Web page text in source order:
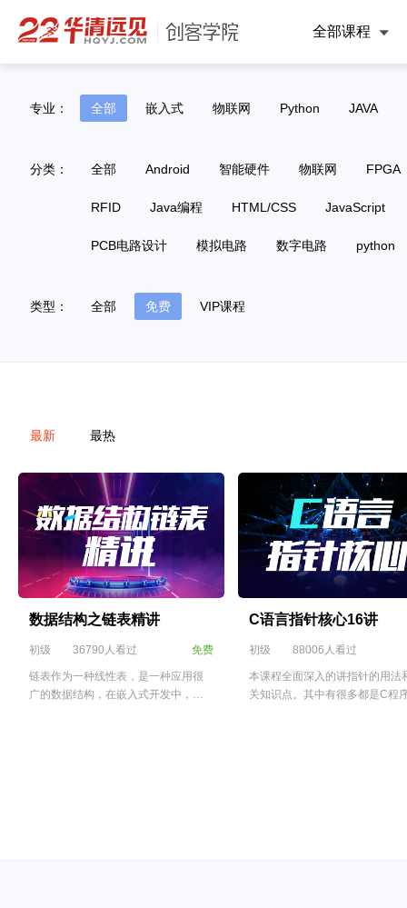
全部课程
专业： 全部 嵌入式 物联网 Python JAVA
分类： 全部 Android 智能硬件 物联网 FPGA
RFID Java编程 HTML/CSS JavaScript
PCB电路设计 模拟电路 数字电路 python
类型： 全部 免费 VIP课程
最新 最热
数据结构之链表精讲
初级 36790人看过 免费
链表作为一种线性表，是一种应用很
广的数据结构，在嵌入式开发中，在
C语言指针核心16讲
初级 88006人看过
本课程全面深入的讲指针的用法
关知识点。其中有很多都是C程